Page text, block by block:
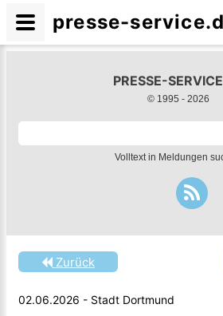
PRESSE-
© 1995 - 2026
Volltext in Meldungen
Zurück
02.06.2026 - Stadt Dortmund
presse-